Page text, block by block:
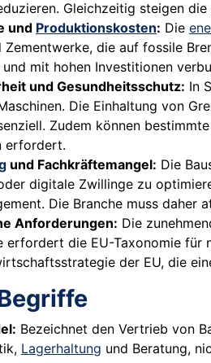
Gleichzeitig steigen
und Produktionskosten: Die
die auf fossile
mit hohen Investitionen
und Gesundheitsschutz: In
Die Einhaltung von
Zudem können
erfordert.
und Fachkräftemangel: Die
digitale Zwillinge zu
Die Branche muss daher
Anforderungen: Die
erfordert die EU-Taxonomie
der EU, die
Bezeichnet den Vertrieb von
Lagerhaltung und Beratung,